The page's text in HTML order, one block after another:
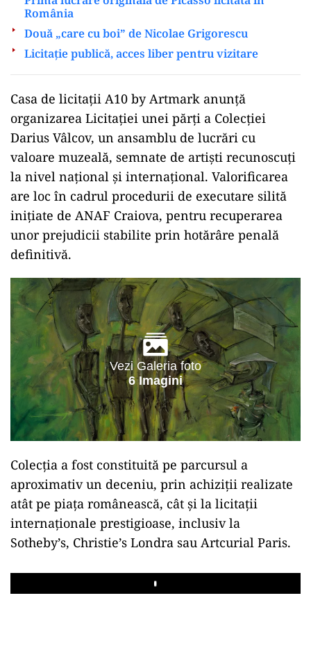
România
Două „care cu boi” de Nicolae Grigorescu
Licitație publică, acces liber pentru vizitare
Casa de licitații A10 by Artmark anunță
organizarea Licitației unei părți a Colecției
Darius Vâlcov, un ansamblu de lucrări cu
valoare muzeală, semnate de artiști recunoscuți
la nivel național și internațional. Valorificarea
are loc în cadrul procedurii de executare silită
inițiate de ANAF Craiova, pentru recuperarea
unor prejudicii stabilite prin hotărâre penală
definitivă.
Vezi Galeria foto
6 Imagini
Colecția a fost constituită pe parcursul a
aproximativ un deceniu, prin achiziții realizate
atât pe piața românească, cât și la licitații
internaționale prestigioase, inclusiv la
Sotheby’s, Christie’s Londra sau Artcurial Paris.
Play